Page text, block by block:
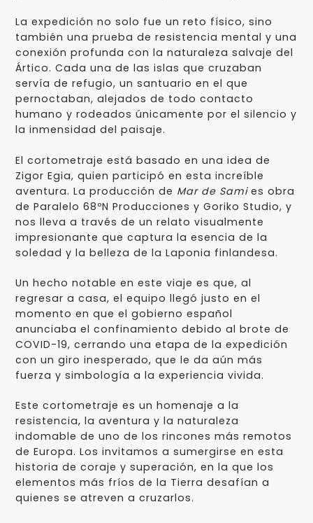
La expedición no solo fue un reto físico, sino
también una prueba de resistencia mental y una
conexión profunda con la naturaleza salvaje del
Ártico. Cada una de las islas que cruzaban
servía de refugio, un santuario en el que
pernoctaban, alejados de todo contacto
humano y rodeados únicamente por el silencio y
la inmensidad del paisaje.
El cortometraje está basado en una idea de
Zigor Egia, quien participó en esta increíble
aventura. La producción de Mar de Samies obra
de Paralelo 68ºN Producciones y Goriko Studio, y
nos lleva a través de un relato visualmente
impresionante que captura la esencia de la
soledad y la belleza de la Laponia finlandesa.
Un hecho notable en este viaje es que, al
regresar a casa, el equipo llegó justo en el
momento en que el gobierno español
anunciaba el confinamiento debido al brote de
COVID-19, cerrando una etapa de la expedición
con un giro inesperado, que le da aún más
fuerza y simbología a la experiencia vivida.
Este cortometraje es un homenaje a la
resistencia, la aventura y la naturaleza
indomable de uno de los rincones más remotos
de Europa. Los invitamos a sumergirse en esta
historia de coraje y superación, en la que los
elementos más fríos de la Tierra desafían a
quienes se atreven a cruzarlos.